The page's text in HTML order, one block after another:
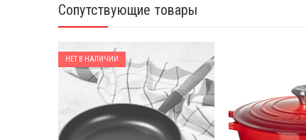
Сопутствующие товары